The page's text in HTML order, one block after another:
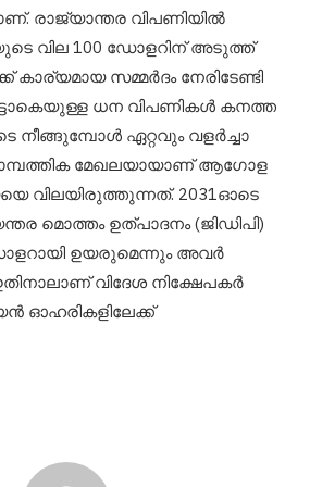
രാജ്യാന്തര വിപണിയില്‍
വില 100 ഡോളറിന് അടുത്ത്
കാര്യമായ സമ്മർദം നേരിടേണ്ടി
ധന വിപണികള്‍ കനത്ത
നീങ്ങുമ്പോള്‍ ഏറ്റവും വളര്‍ച്ചാ
മേഖലയായാണ് ആഗോള
വിലയിരുത്തുന്നത്. 2031ഓടെ
മൊത്തം ഉത്പാദനം (ജിഡിപി)
ഉയരുമെന്നും അവര്‍
വിദേശ നിക്ഷേപകര്‍
ഓഹരികളിലേക്ക്